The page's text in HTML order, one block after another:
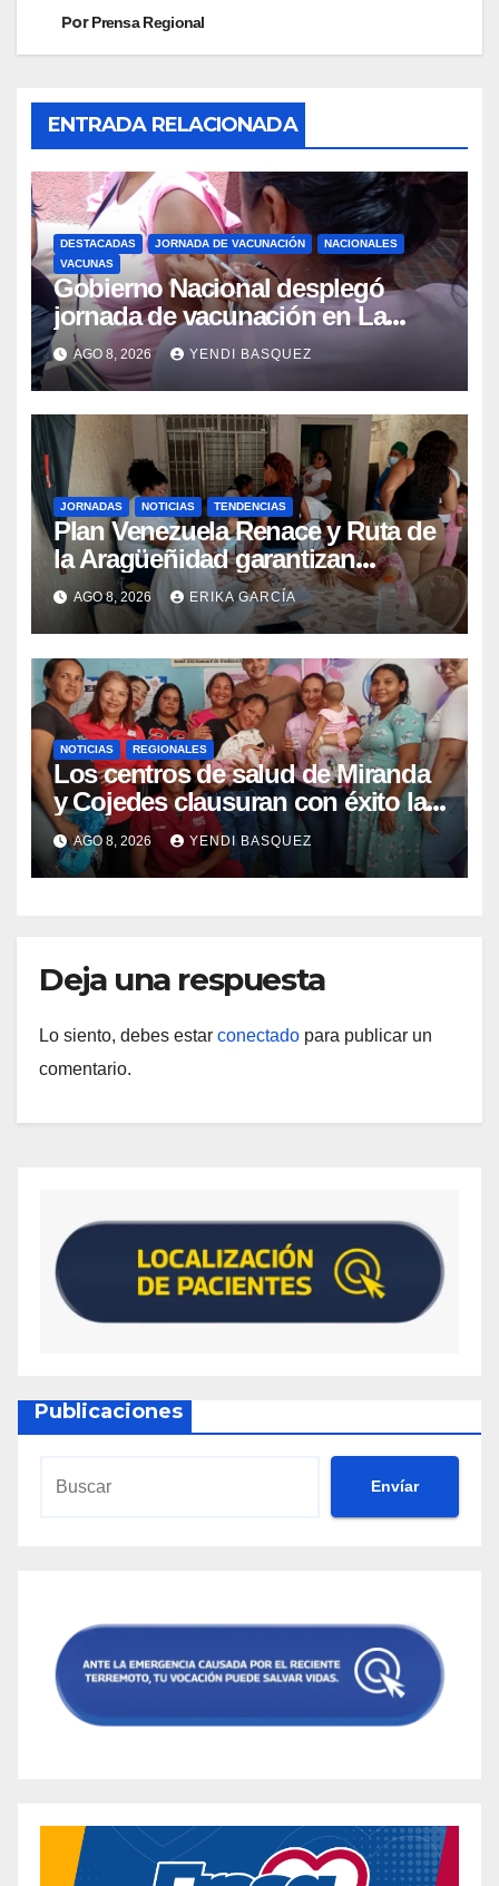
PorPrensa Regional
ENTRADA RELACIONADA
DESTACADAS JORNADA DE VACUNACIÓN
NACIONALES
VACUNAS
Gobierno Nacional desplegó
jornada de vacunación en La
Guaira para garantizar protección
epidemiológica
AGO 8, 2026 YENDI BASQUEZ
JORNADAS NOTICIAS TENDENCIAS
Plan Venezuela Renace y Ruta de
la Aragüeñidad garantizan
atención médica integral en
Aragua
AGO 8, 2026 ERIKA GARCÍA
NOTICIAS REGIONALES
Los centros de salud de Miranda
y Cojedes clausuran con éxito la
Semana Mundial de la Lactancia
Materna
AGO 8, 2026 YENDI BASQUEZ
Deja una respuesta
Lo siento, debes estar conectado para publicar un
comentario.
Publicaciones
Envíar